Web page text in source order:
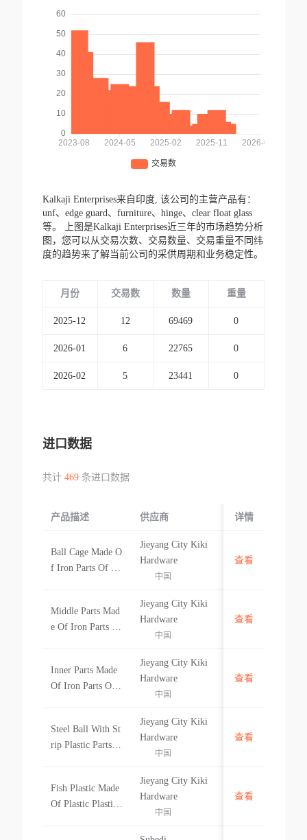
Kalkaji Enterprises来自印度, 该公司的主营产品有：
unf、edge guard、furniture、hinge、clear float glass
等。
上图是Kalkaji Enterprises近三年的市场趋势分析
图，您可以从交易次数、交易数量、交易重量不同纬
度的趋势来了解当前公司的采供周期和业务稳定性。
月份 交易数 数量 重量
2025-12 12 69469 0
2026-01 6 22765 0
2026-02 5 23441 0
进口数据
共计 469条进口数据
产品描述 供应商 起运国/地区
详情
Ball Cage Made O
f Iron Parts Of Dr
Jieyang City Kiki
Hardware
中国
中国
查看
Middle Parts Mad
e Of Iron Parts Of
Jieyang City Kiki
Hardware
中国
中国
查看
Inner Parts Made
Of Iron Parts Of
de Parts
Jieyang City Kiki
Hardware
中国
中国
查看
Steel Ball With St
rip Plastic Parts O
Jieyang City Kiki
Hardware
中国
中国
查看
Fish Plastic Made
Of Plastic Plastic
Jieyang City Kiki
Hardware
中国
中国
查看